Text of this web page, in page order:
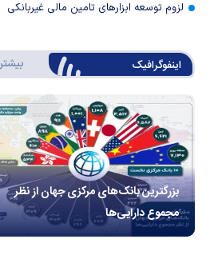
لزوم توسعه ابزارهای تامین مالی غیربانکی
اینفوگرافیک بیشتر
بزرگترین بانک‌های مرکزی جهان از نظر
مجموع دارایی‌ها